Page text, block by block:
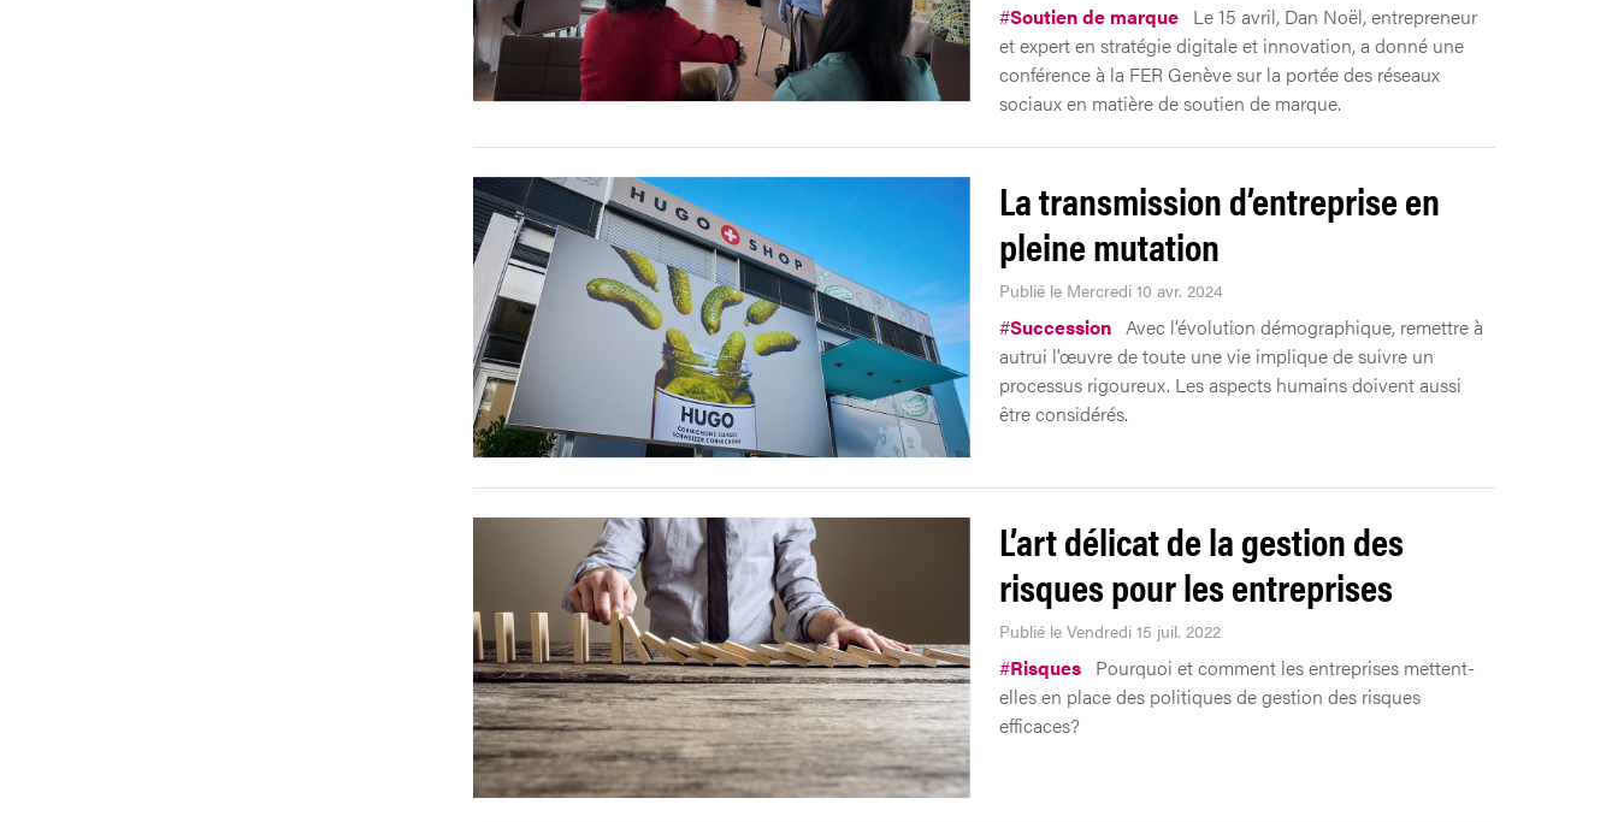
#Soutien de marque Le 15 avril, Dan Noël, entrepreneur
et expert en stratégie digitale et innovation, a donné une
conférence à la FER Genève sur la portée des réseaux
sociaux en matière de soutien de marque.
La transmission d’entreprise en
pleine mutation
Publié le Mercredi 10 avr. 2024
#Succession Avec l’évolution démographique, remettre à
autrui l’œuvre de toute une vie implique de suivre un
processus rigoureux. Les aspects humains doivent aussi
être considérés.
L’art délicat de la gestion des
risques pour les entreprises
Publié le Vendredi 15 juil. 2022
#Risques Pourquoi et comment les entreprises mettent-
elles en place des politiques de gestion des risques
efficaces?